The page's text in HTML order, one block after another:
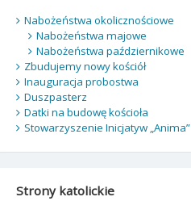
Miłosierdzia
Bożego
–
12.04.2026
Nabożeństwa okolicznościowe
Nabożeństwa majowe
Nabożeństwa październikowe
Zbudujemy nowy kościół
Inauguracja probostwa
Duszpasterz
Datki na budowę kościoła
Stowarzyszenie Inicjatyw „Anima”
Strony katolickie